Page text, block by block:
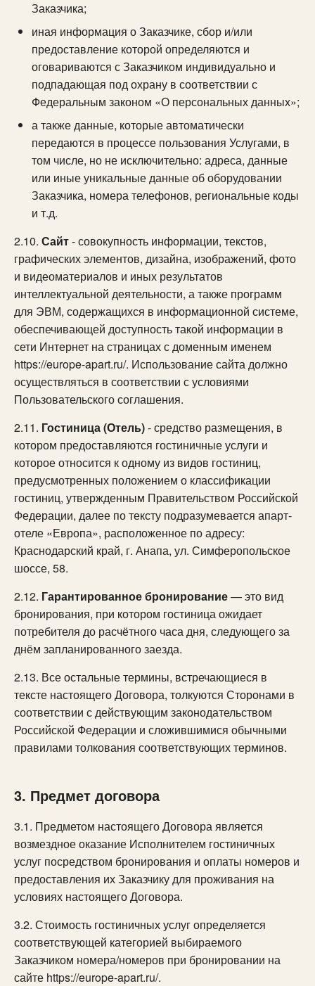
Заказчика;
иная информация о Заказчике, сбор и/или
предоставление которой определяются и
оговариваются с Заказчиком индивидуально и
подпадающая под охрану в соответствии с
Федеральным законом «О персональных данных»;
а также данные, которые автоматически
передаются в процессе пользования Услугами, в
том числе, но не исключительно: адреса, данные
или иные уникальные данные об оборудовании
Заказчика, номера телефонов, региональные коды
и т.д.
2.10. Сайт- совокупность информации, текстов,
графических элементов, дизайна, изображений, фото
и видеоматериалов и иных результатов
интеллектуальной деятельности, а также программ
для ЭВМ, содержащихся в информационной системе,
обеспечивающей доступность такой информации в
сети Интернет на страницах с доменным именем
https://europe-apart.ru/. Использование сайта должно
осуществляться в соответствии с условиями
Пользовательского соглашения.
2.11. Гостиница (Отель)- средство размещения, в
котором предоставляются гостиничные услуги и
которое относится к одному из видов гостиниц,
предусмотренных положением о классификации
гостиниц, утвержденным Правительством Российской
Федерации, далее по тексту подразумевается апарт-
отеле «Европа», расположенное по адресу:
Краснодарский край, г. Анапа, ул. Симферопольское
шоссе, 58.
2.12. Гарантированное бронирование— это вид
бронирования, при котором гостиница ожидает
потребителя до расчётного часа дня, следующего за
днём запланированного заезда.
2.13. Все остальные термины, встречающиеся в
тексте настоящего Договора, толкуются Сторонами в
соответствии с действующим законодательством
Российской Федерации и сложившимися обычными
правилами толкования соответствующих терминов.
3. Предмет договора
3.1. Предметом настоящего Договора является
возмездное оказание Исполнителем гостиничных
услуг посредством бронирования и оплаты номеров и
предоставления их Заказчику для проживания на
условиях настоящего Договора.
3.2. Стоимость гостиничных услуг определяется
соответствующей категорией выбираемого
Заказчиком номера/номеров при бронировании на
сайте https://europe-apart.ru/.